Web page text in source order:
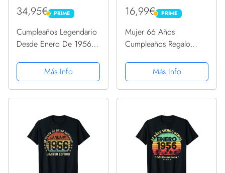
34,95€ PRIME
PRIME
Cumpleaños Legendario
Desde Enero De 1956
CapuchaMás Info
16,99€ PRIME
PRIME
Mujer 66 Años
Cumpleaños Regalo
Mujer Hombre Camiseta
Cuello V
Más Info